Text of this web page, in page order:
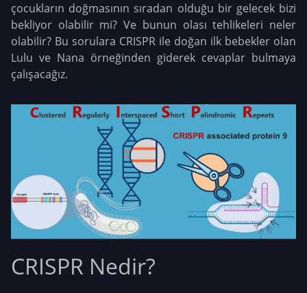
çocukların doğmasının sıradan olduğu bir gelecek bizi
bekliyor olabilir mi? Ve bunun olası tehlikeleri neler
olabilir? Bu sorulara CRISPR ile doğan ilk bebekler olan
Lulu ve Nana örneğinden giderek cevaplar bulmaya
çalışacağız.
CRISPR Nedir?